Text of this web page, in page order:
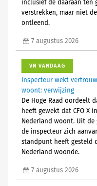
inclusief de daaraan ten
verstrekken, maar niet
ontleend.
7 augustus 2026
VN VANDAAG
Inspecteur wekt
woont: verwijzing
De Hoge Raad oordeelt
heeft gewekt dat CFO X
Nederland woont. Uit
de inspecteur zich
standpunt heeft gesteld
Nederland woonde.
7 augustus 2026